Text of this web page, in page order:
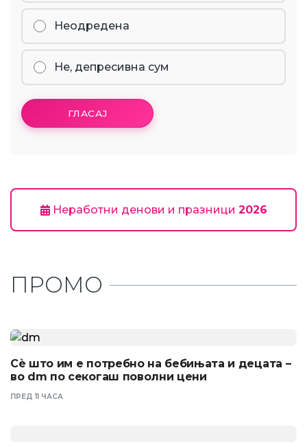
Неодредена
Не, депресивна сум
ГЛАСАЈ
Неработни денови и празници 2026
ПРОМО
Сѐ што им е потребно на бебињата и децата –
во dm по секогаш поволни цени
ПРЕД 11 ЧАСА